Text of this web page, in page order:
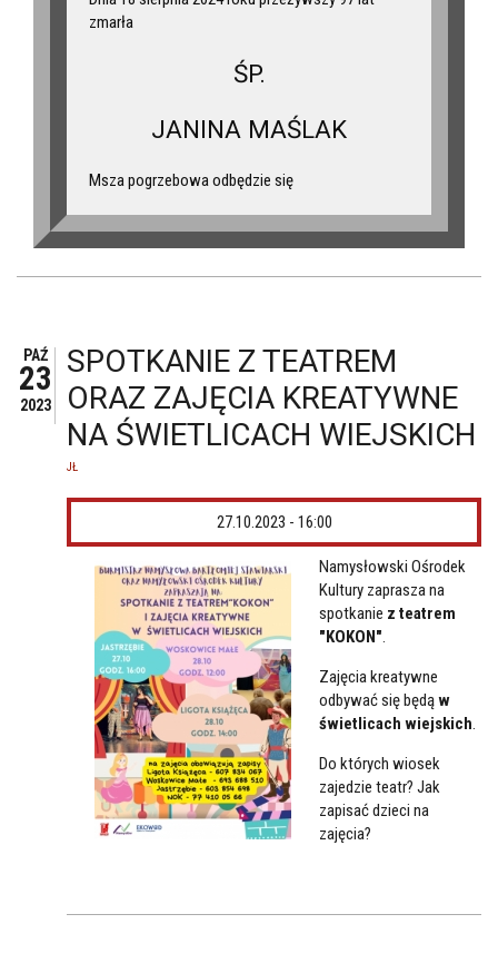
zmarła
ŚP.
JANINA MAŚLAK
Msza pogrzebowa odbędzie się
PAŹ
23
2023
SPOTKANIE Z TEATREM
ORAZ ZAJĘCIA KREATYWNE
NA ŚWIETLICACH WIEJSKICH
JŁ
27.10.2023 - 16:00
Namysłowski Ośrodek
Kultury zaprasza na
spotkanie z teatrem
"KOKON"
Zajęcia kreatywne
odbywać się będąw
świetlicach wiejskich
Do których wiosek
zajedzie teatr? Jak
zapisać dzieci na
zajęcia?